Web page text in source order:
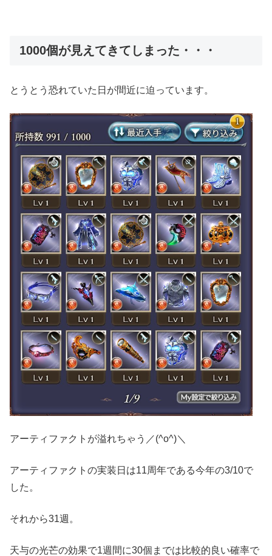
1000個が見えてきてしまった・・・
とうとう恐れていた日が間近に迫っています。
アーティファクトが溢れちゃう／(^o^)＼
アーティファクトの実装日は11周年である今年の3/10で
した。
それから31週。
天与の光芒の効果で1週間に30個までは比較的良い確率で